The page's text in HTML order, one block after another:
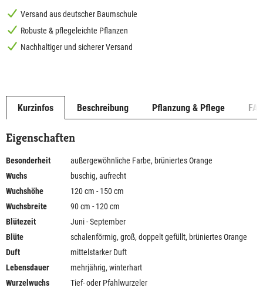
Versand aus deutscher Baumschule
Robuste & pflegeleichte Pflanzen
Nachhaltiger und sicherer Versand
Kurzinfos Beschreibung Pflanzung & Pflege
Eigenschaften
Besonderheit
außergewöhnliche Farbe, brüniertes Orange
Wuchs
buschig, aufrecht
Wuchshöhe
120 cm - 150 cm
Wuchsbreite
90 cm - 120 cm
Blütezeit
Juni - September
Blüte
schalenförmig, groß, doppelt gefüllt, brüniertes Orange
Duft
mittelstarker Duft
Lebensdauer
mehrjährig, winterhart
Wurzelwuchs
Tief- oder Pfahlwurzeler